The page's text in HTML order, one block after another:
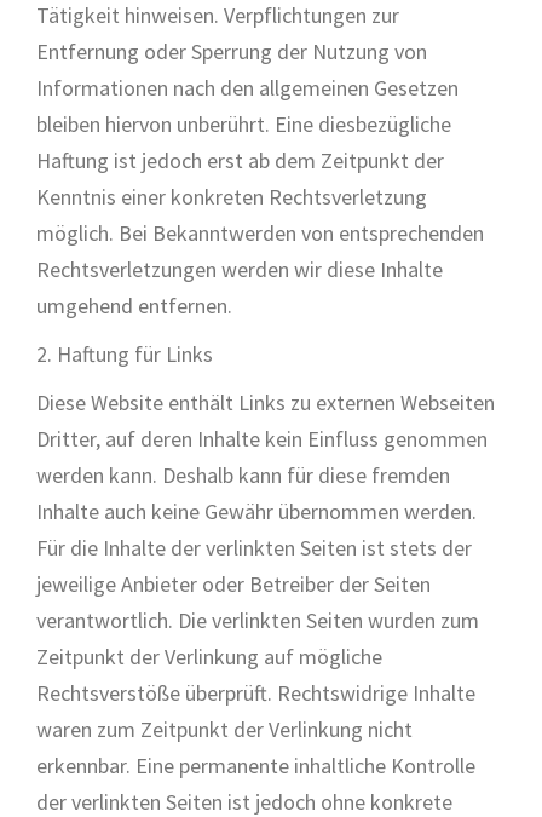
Tätigkeit hinweisen. Verpflichtungen zur
Entfernung oder Sperrung der Nutzung von
Informationen nach den allgemeinen Gesetzen
bleiben hiervon unberührt. Eine diesbezügliche
Haftung ist jedoch erst ab dem Zeitpunkt der
Kenntnis einer konkreten Rechtsverletzung
möglich. Bei Bekanntwerden von entsprechenden
Rechtsverletzungen werden wir diese Inhalte
umgehend entfernen.
2. Haftung für Links
Diese Website enthält Links zu externen Webseiten
Dritter, auf deren Inhalte kein Einfluss genommen
werden kann. Deshalb kann für diese fremden
Inhalte auch keine Gewähr übernommen werden.
Für die Inhalte der verlinkten Seiten ist stets der
jeweilige Anbieter oder Betreiber der Seiten
verantwortlich. Die verlinkten Seiten wurden zum
Zeitpunkt der Verlinkung auf mögliche
Rechtsverstöße überprüft. Rechtswidrige Inhalte
waren zum Zeitpunkt der Verlinkung nicht
erkennbar. Eine permanente inhaltliche Kontrolle
der verlinkten Seiten ist jedoch ohne konkrete